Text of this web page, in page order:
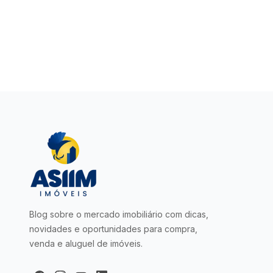
Blog sobre o mercado imobiliário com dicas,
novidades e oportunidades para compra,
venda e aluguel de imóveis.